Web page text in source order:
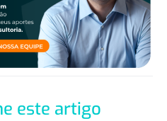
este artigo